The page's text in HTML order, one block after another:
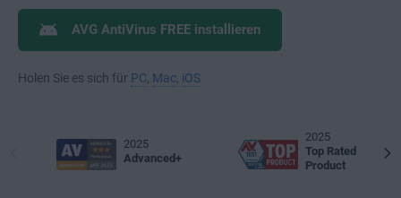
AVG AntiVirus FREE installieren
Holen Sie es sich für PC Mac iOS
2025
Advanced+
2025
Top Rated
Product